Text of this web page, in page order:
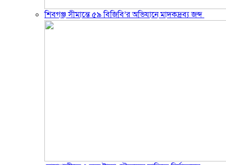
শিবগঞ্জ সীমান্তে ৫৯ বিজিবি’র অভিযানে মাদকদ্রব্য জব্দ ​